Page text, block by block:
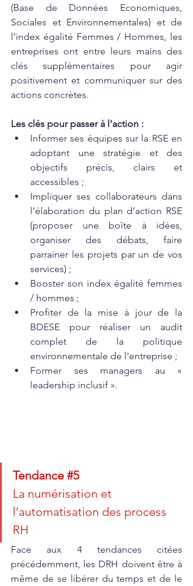
(Base de Données Economiques,
Sociales et Environnementales) et de
l’index égalité Femmes / Hommes, les
entreprises ont entre leurs mains des
clés supplémentaires pour agir
positivement et communiquer sur des
actions concrètes.
Les clés pour passer à l’action :
Informer ses équipes sur la RSE en
adoptant une stratégie et des
objectifs précis, clairs et
accessibles ;
Impliquer ses collaborateurs dans
l’élaboration du plan d’action RSE
(proposer une boîte à idées,
organiser des débats, faire
parrainer les projets par un de vos
services) ;
Booster son index égalité femmes
/ hommes ;
Profiter de la mise à jour de la
BDESE pour réaliser un audit
complet de la politique
environnementale de l'entreprise ;
Former ses managers au «
leadership inclusif ».
Tendance #5
La numérisation et
l’automatisation des process
RH
Face aux 4 tendances citées
précédemment, les DRH doivent être à
même de se libérer du temps et de le